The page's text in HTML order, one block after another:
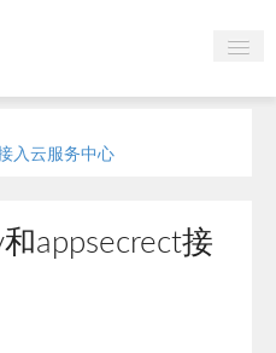
入云服务中心
appsecrect接